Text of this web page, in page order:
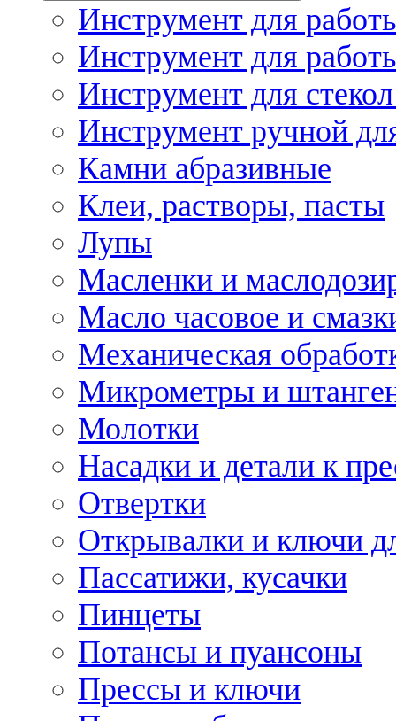
Инструмент для
Инструмент для
Инструмент для
Инструмент ручной
Камни абразивные
Клеи, растворы, пасты
Лупы
Масленки и
Масло часовое и
Механическая
Микрометры и
Молотки
Насадки и детали к
Отвертки
Открывалки и ключи
Пассатижи, кусачки
Пинцеты
Потансы и пуансоны
Прессы и ключи